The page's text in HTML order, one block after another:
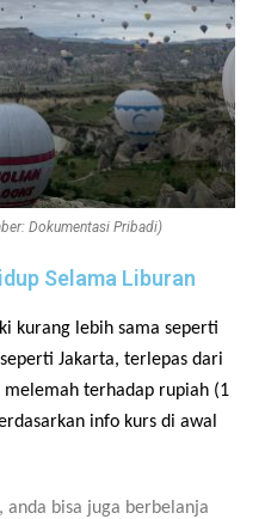
Dokumentasi Pribadi)
Selama Liburan
kurang lebih sama seperti
Jakarta, terlepas dari
terhadap rupiah (1
info kurs di awal
bisa juga berbelanja